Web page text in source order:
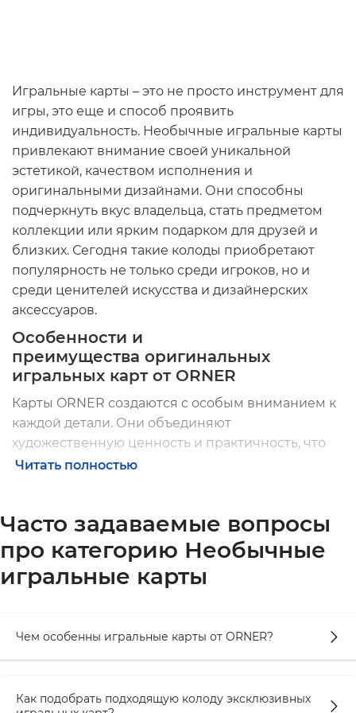
Игральные карты – это не просто инструмент для
игры, это еще и способ проявить
индивидуальность. Необычные игральные карты
привлекают внимание своей уникальной
эстетикой, качеством исполнения и
оригинальными дизайнами. Они способны
подчеркнуть вкус владельца, стать предметом
коллекции или ярким подарком для друзей и
близких. Сегодня такие колоды приобретают
популярность не только среди игроков, но и
среди ценителей искусства и дизайнерских
аксессуаров.
Особенности и
преимущества оригинальных
игральных картот ORNER
Карты ORNER создаются с особым вниманием к
каждой детали. Они объединяют
художественную ценность и практичность, что
делает их привлекательными как для игры, так и
предметом обсуждения на вечеринках или при
демонстрации карточных фокусов.
Что можно выделить среди ключевых
преимуществ:
своим стилем, от классических мотивов до
современных художественных решений.
обыкновенную колоду, аоригинальные
Читать полностью
Часто задаваемые вопросы
про категорию Необычные
игральные карты
Чем особенны игральные карты от ORNER?
Как подобрать подходящую колоду эксклюзивных